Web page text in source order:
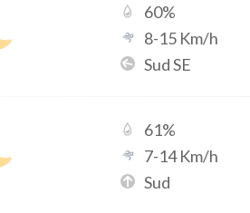
60%
8-15 Km/h
Sud SE
61%
7-14Km/h
Sud